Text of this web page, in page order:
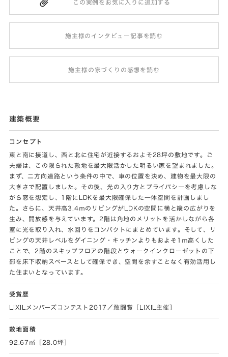
施主様のインタビュー記事を読む
施主様の家づくりの感想を読む
建築概要
コンセプト
東と南に接道し、西と北に住宅が近接するおよそ28坪の敷地です。ご
夫婦は、この限られた敷地を最大限活かした明るい家を望まれました。
まず、二方向道路という条件の中で、車の位置を決め、建物を最大限の
大きさで配置しました。その後、光の入り方とプライバシーを考慮しな
がら窓を想定し、1階にLDKを最大限確保した一体空間を計画しまし
た。さらに、天井高3.4ｍのリビングがLDKの空間に横と縦の広がりを
生み、開放感を与えています。2階は角地のメリットを活かしながら各
室に光を取り入れ、水回りをコンパクトにまとめています。そして、リ
ビングの天井レベルをダイニング・キッチンよりもおよそ1ｍ高くした
ことで、2階のスキップフロアの階段とウォークインクローゼットの下
部を床下収納スペースとして確保でき、空間を余すことなく有効活用し
た住まいとなっています。
受賞歴
LIXILメンバーズコンテスト2017／敢闘賞［LIXIL主催］
敷地面積
92.67㎡［28.0坪］